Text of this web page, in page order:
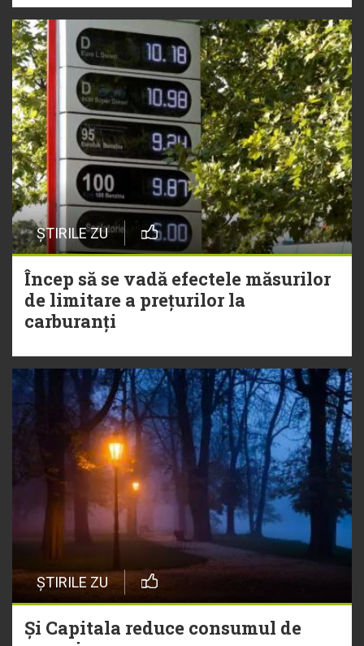
ȘTIRILE ZU
Încep să se vadă efectele măsurilor
de limitare a prețurilor la
carburanți
ȘTIRILE ZU
Și Capitala reduce consumul de